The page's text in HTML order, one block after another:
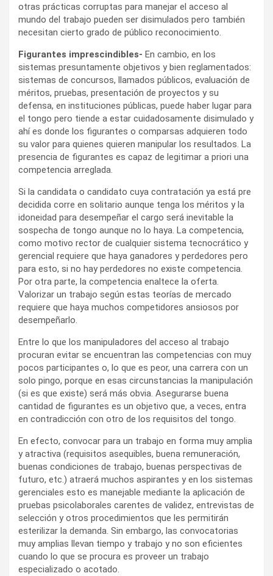
otras prácticas corruptas para manejar el acceso al
mundo del trabajo pueden ser disimulados pero también
necesitan cierto grado de público reconocimiento.
Figurantes imprescindibles- En cambio, en los
sistemas presuntamente objetivos y bien reglamentados:
sistemas de concursos, llamados públicos, evaluación de
méritos, pruebas, presentación de proyectos y su
defensa, en instituciones públicas, puede haber lugar para
el tongo pero tiende a estar cuidadosamente disimulado y
ahí es donde los figurantes o comparsas adquieren todo
su valor para quienes quieren manipular los resultados. La
presencia de figurantes es capaz de legitimar a priori una
competencia arreglada.
Si la candidata o candidato cuya contratación ya está pre
decidida corre en solitario aunque tenga los méritos y la
idoneidad para desempeñar el cargo será inevitable la
sospecha de tongo aunque no lo haya. La competencia,
como motivo rector de cualquier sistema tecnocrático y
gerencial requiere que haya ganadores y perdedores pero
para esto, si no hay perdedores no existe competencia.
Por otra parte, la competencia enaltece la oferta.
Valorizar un trabajo según estas teorías de mercado
requiere que haya muchos competidores ansiosos por
desempeñarlo.
Entre lo que los manipuladores del acceso al trabajo
procuran evitar se encuentran las competencias con muy
pocos participantes o, lo que es peor, una carrera con un
solo pingo, porque en esas circunstancias la manipulación
(si es que existe) será más obvia. Asegurarse buena
cantidad de figurantes es un objetivo que, a veces, entra
en contradicción con otro de los requisitos del tongo.
En efecto, convocar para un trabajo en forma muy amplia
y atractiva (requisitos asequibles, buena remuneración,
buenas condiciones de trabajo, buenas perspectivas de
futuro, etc.) atraerá muchos aspirantes y en los sistemas
gerenciales esto es manejable mediante la aplicación de
pruebas psicolaborales carentes de validez, entrevistas de
selección y otros procedimientos que les permitirán
esterilizar la demanda. Sin embargo, las convocatorias
muy amplias llevan tiempo y trabajo y no son eficientes
cuando lo que se procura es proveer un trabajo
especializado o acotado.